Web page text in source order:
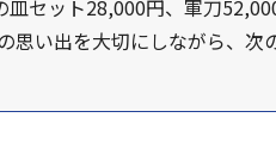
セット28,000円、軍刀
い出を大切にしながら、次